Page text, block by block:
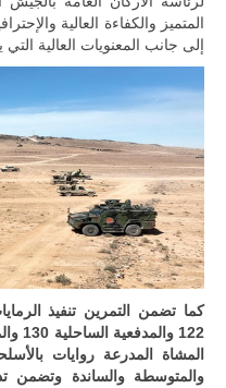
المتميز والكفاءة العالية
إلى جانب المعنويات العالية التي
كما تضمن التمرين تنفيذ
122
المشاة المدرعة روايات
والمتوسطة والساندة وتضمن